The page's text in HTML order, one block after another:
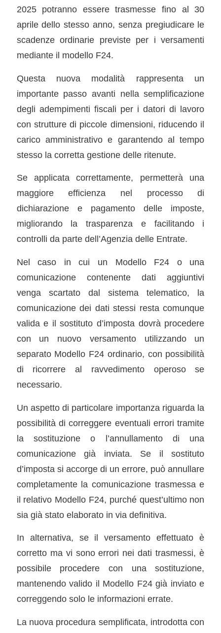
2025 potranno essere trasmesse fino al 30
aprile dello stesso anno, senza pregiudicare le
scadenze ordinarie previste per i versamenti
mediante il modello F24.
Questa nuova modalità rappresenta un
importante passo avanti nella semplificazione
degli adempimenti fiscali per i datori di lavoro
con strutture di piccole dimensioni, riducendo il
carico amministrativo e garantendo al tempo
stesso la corretta gestione delle ritenute.
Se applicata correttamente, permetterà una
maggiore efficienza nel processo di
dichiarazione e pagamento delle imposte,
migliorando la trasparenza e facilitando i
controlli da parte dell’Agenzia delle Entrate.
Nel caso in cui un Modello F24 o una
comunicazione contenente dati aggiuntivi
venga scartato dal sistema telematico, la
comunicazione dei dati stessi resta comunque
valida e il sostituto d’imposta dovrà procedere
con un nuovo versamento utilizzando un
separato Modello F24 ordinario, con possibilità
di ricorrere al ravvedimento operoso se
necessario.
Un aspetto di particolare importanza riguarda la
possibilità di correggere eventuali errori tramite
la sostituzione o l’annullamento di una
comunicazione già inviata. Se il sostituto
d’imposta si accorge di un errore, può annullare
completamente la comunicazione trasmessa e
il relativo Modello F24, purché quest’ultimo non
sia già stato elaborato in via definitiva.
In alternativa, se il versamento effettuato è
corretto ma vi sono errori nei dati trasmessi, è
possibile procedere con una sostituzione,
mantenendo valido il Modello F24 già inviato e
correggendo solo le informazioni errate.
La nuova procedura semplificata, introdotta con